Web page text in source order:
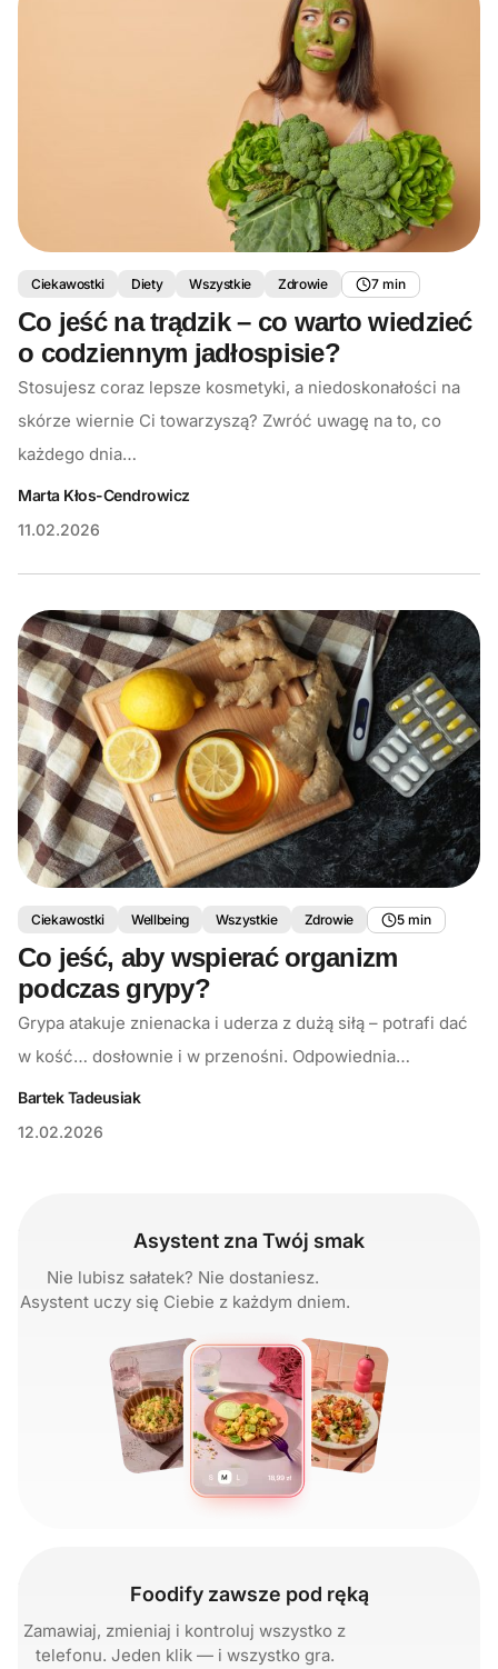
Ciekawostki Diety Wszystkie Zdrowie 7 min
Co jeść na trądzik – co warto wiedzieć
o codziennym jadłospisie?
Stosujesz coraz lepsze kosmetyki, a niedoskonałości na
skórze wiernie Ci towarzyszą? Zwróć uwagę na to, co
każdego dnia…
Marta Kłos-Cendrowicz
11.02.2026
Ciekawostki Wellbeing Wszystkie Zdrowie 5 min
Co jeść, aby wspierać organizm
podczas grypy?
Grypa atakuje znienacka i uderza z dużą siłą – potrafi dać
w kość… dosłownie i w przenośni. Odpowiednia…
Bartek Tadeusiak
12.02.2026
Asystent zna Twój smak
Nie lubisz sałatek? Nie dostaniesz.
Asystent uczy się Ciebie z każdym dniem.
Foodify zawsze pod ręką
Zamawiaj, zmieniaj i kontroluj wszystko z
telefonu. Jeden klik — i wszystko gra.